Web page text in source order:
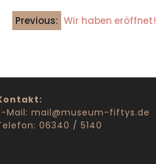
Previous: Wir haben eröffnet!
Mail: mail@museum-fiftys.de
06340 / 5140